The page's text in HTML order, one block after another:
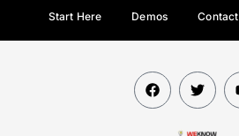
Start Here Demos Contact